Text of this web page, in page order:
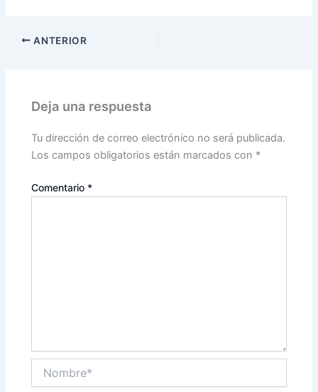
ANTERIOR
Deja una respuesta
Tu dirección de correo electrónico no será publicada.
Los campos obligatorios están marcados con *
Comentario *